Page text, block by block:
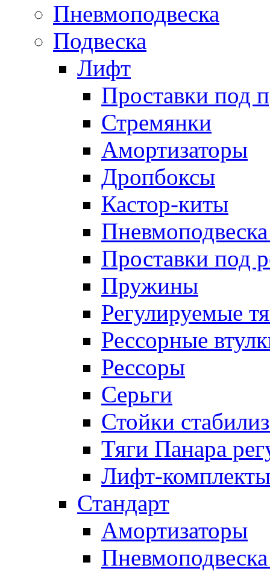
Пневмоподвеска
Подвеска
Лифт
Проставки под
Стремянки
Амортизаторы
Дропбоксы
Кастор-киты
Проставки под
Пружины
Регулируемые
Рессорные
Рессоры
Серьги
Стойки
Тяги Панара
Лифт-
Стандарт
Амортизаторы